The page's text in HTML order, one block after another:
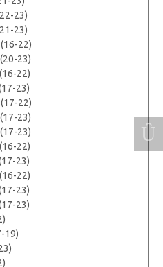
23)
23)
22)
23)
22)
23)
22)
23)
23)
22)
23)
22)
23)
23)
19)